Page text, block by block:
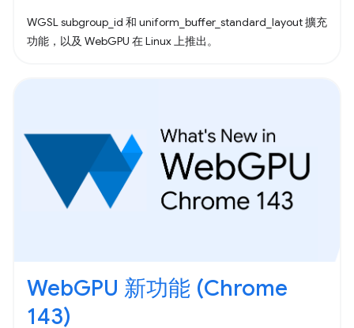
WGSL subgroup_id 和 uniform_buffer_standard_layout 擴充
功能，以及 WebGPU 在 Linux 上推出。
WebGPU 新功能 (Chrome
143)